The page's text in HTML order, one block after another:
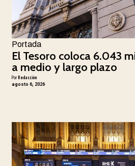
Portada
El Tesoro coloca 6.043
a medio y largo plazo
PorRedacción
agosto 6, 2026